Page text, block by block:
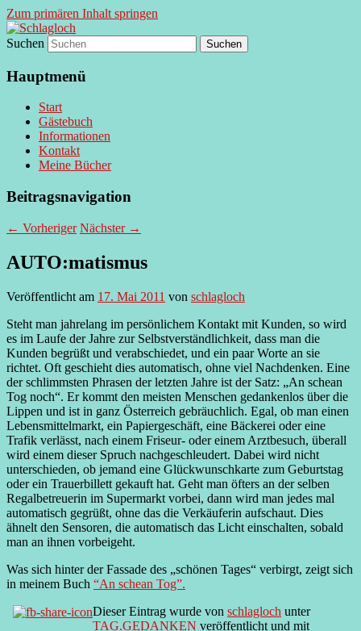
Zum primären Inhalt springen
Schlagloch
supersberger taggedanken
Suchen
Hauptmenü
Start
Gästebuch
Informationen
Kontakt
Meine Bücher
Beitragsnavigation
← Vorheriger Nächster →
AUTO:matismus
Veröffentlicht am 17. Mai 2011 von schlagloch
Steht man jahrelang im persönlichem Kontakt mit Kunden, so wird
es im Laufe der Jahre zur Selbstverständlichkeit, dass man die
Kunden begrüßt und verabschiedet, und ein paar Worte an sie
richtet. Oft geschieht dies automatisch, ohne viel Nachdenken. Eine
der schlimmsten Phrasen der letzten Jahre ist der Satz: „An schean
Tog noch“. Er kommt den meisten Menschen gedankenlos über die
Lippen und ist in ganz Österreich gebräuchlich. Egal, ob man einen
Lebensmittelmarkt, ein Papiergeschäft, eine Bäckerei oder eine
Trafik verlässt, nach einem Friseur- oder einem Arztbesuch, überall
wird einem dieser Spruch nachgeschleudert. Dabei wird nicht
unterschieden, ob jemand eine Glückwunschkarte zum Geburtstag
oder ein Trauerbillett gekauft hat. Geht man öfters an der selben
Regalbetreuerin im Supermarkt vorbei, dann wird man jedes mal
automatisch gegrüßt, ohne das die Verkäuferin aufschaut. Dies
ähnelt den Sensoren, die automatisch das Licht einschalten, sobald
man an ihnen vorbeigeht.
Was sich hinter der Fassade des „schönen Tages“ verbirgt, zeigt sich
in meinem Buch “An schean Tog”.
Dieser Eintrag wurde von schlagloch unter
TAG.GEDANKEN veröffentlicht und mit